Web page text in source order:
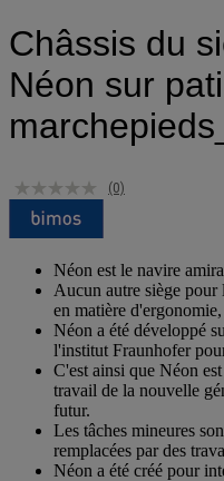
Châssis du
Néon sur
(0)
Néon est le navire
Aucun autre siège pour
en matière
Néon a été développé
l'institut Fraunhofer
C'est ainsi que Néon
travail de la nouvelle
futur.
Les tâches mineures
remplacées par des
Néon a été créé pour